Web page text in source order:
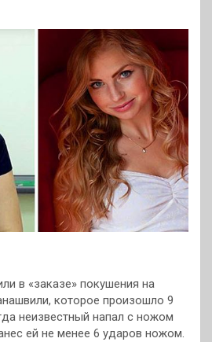
в «заказе» покушения на
которое произошло 9
неизвестный напал с ножом
ей не менее 6 ударов ножом.